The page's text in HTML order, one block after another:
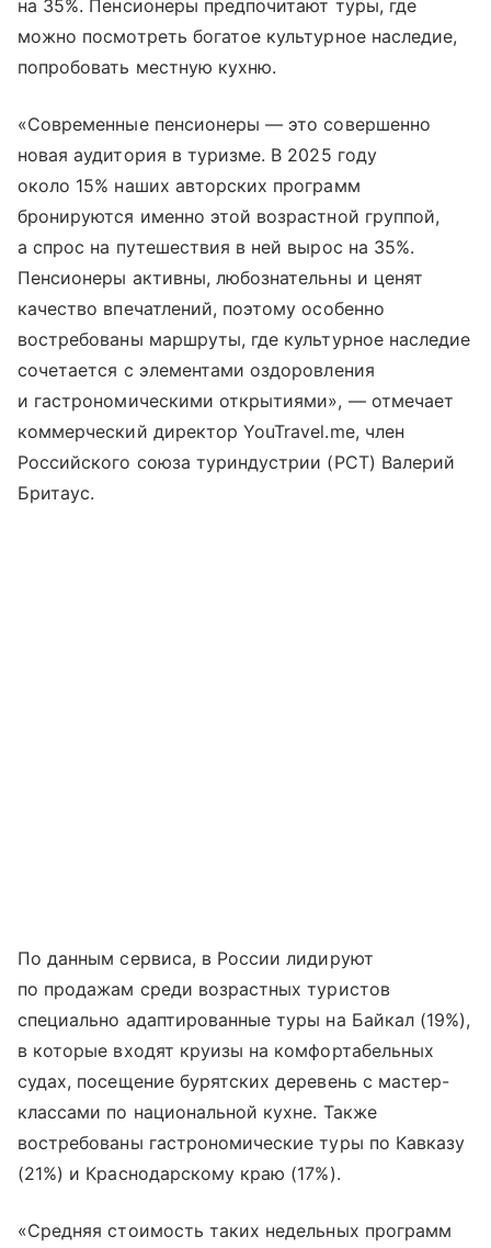
на 35%. Пенсионеры предпочитают туры, где
можно посмотреть богатое культурное наследие,
попробовать местную кухню.
«Современные пенсионеры — это совершенно
новая аудитория в туризме. В 2025 году
около 15% наших авторских программ
бронируются именно этой возрастной группой,
а спрос на путешествия в ней вырос на 35%.
Пенсионеры активны, любознательны и ценят
качество впечатлений, поэтому особенно
востребованы маршруты, где культурное наследие
сочетается с элементами оздоровления
и гастрономическими открытиями», — отмечает
коммерческий директор YouTravel.me, член
Российского союза туриндустрии (РСТ) Валерий
Бритаус.
По данным сервиса, в России лидируют
по продажам среди возрастных туристов
специально адаптированные туры на Байкал (19%),
в которые входят круизы на комфортабельных
судах, посещение бурятских деревень с мастер-
классами по национальной кухне. Также
востребованы гастрономические туры по Кавказу
(21%) и Краснодарскому краю (17%).
«Средняя стоимость таких недельных программ